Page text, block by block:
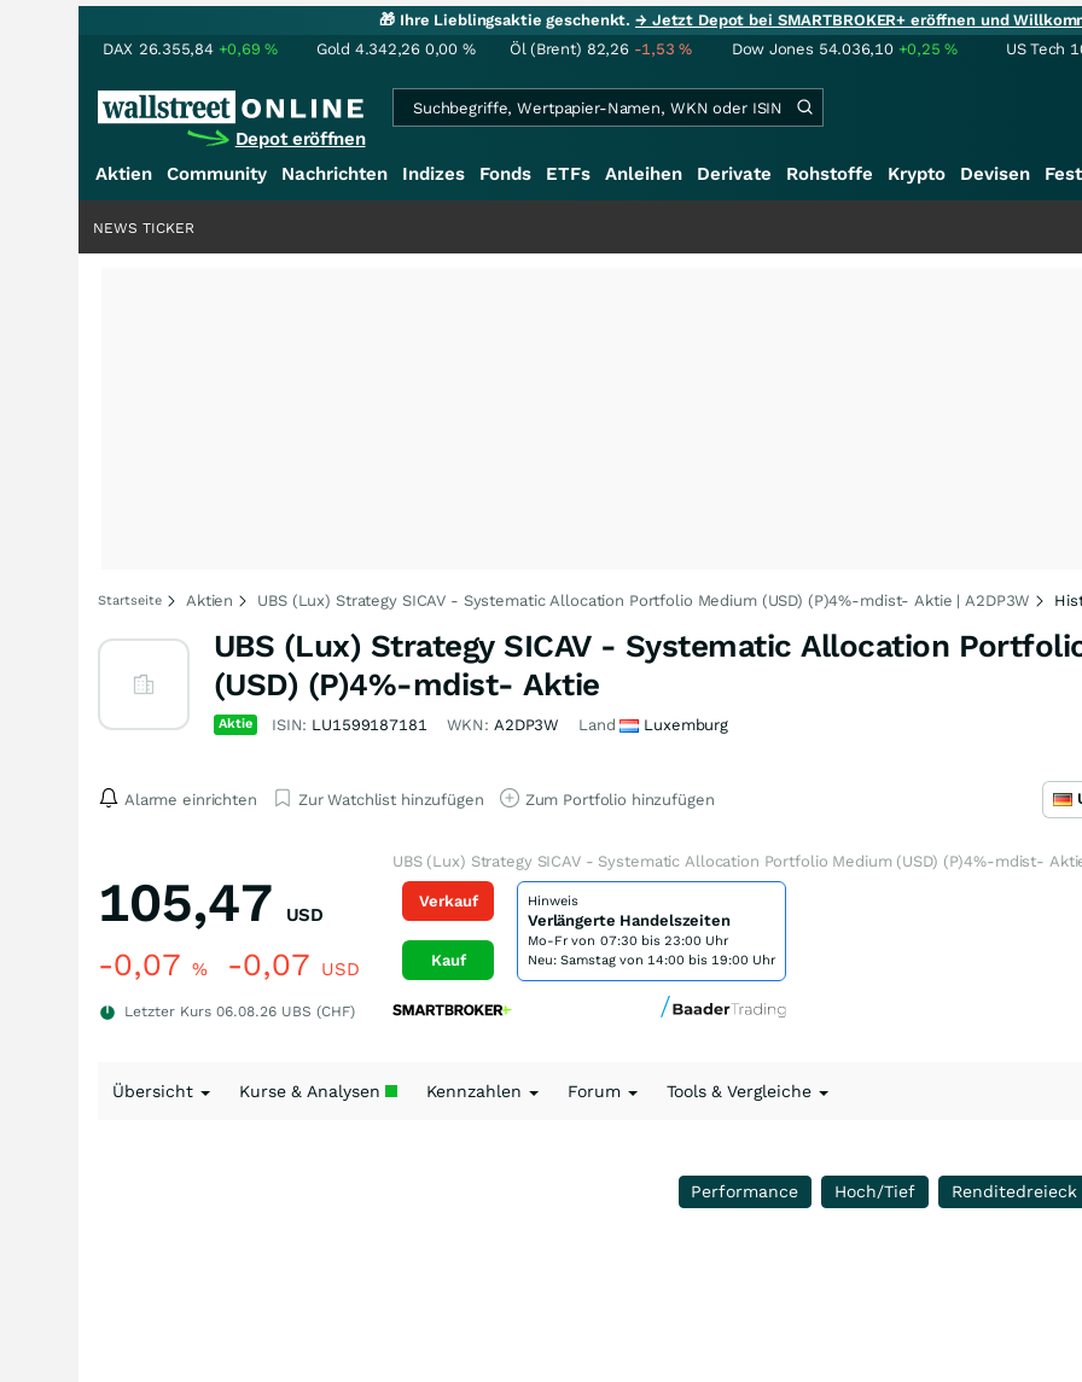
🎁 Ihre Lieblingsaktie geschenkt.→ Jetzt Depot bei SMARTBROKER+ eröffnen und
DAX 26.355,84 +0,69% Gold 4.342,26 0,00 % Öl (Brent) 82,26 -1,53% Dow Jones 54.036,10 +0,25% US Tech
Depot eröffnen
Aktien Community Nachrichten Indizes Fonds ETFs Anleihen Derivate Rohstoffe Krypto Devisen
NEWS TICKER
Startseite Aktien UBS (Lux) Strategy SICAV - Systematic Allocation Portfolio Medium (USD) (P)4%-mdist- Aktie | A2DP3W
UBS (Lux) Strategy SICAV - Systematic Allocation
(USD) (P)4%-mdist- Aktie
Aktie ISIN: LU1599187181 WKN: A2DP3W Land Luxemburg
Alarme einrichten Zur Watchlist hinzufügen Zum Portfolio hinzufügen
105,47 USD
-0,07 % -0,07 USD
Letzter Kurs 06.08.26 UBS (CHF)
UBS (Lux) Strategy SICAV - Systematic Allocation Portfolio Medium (USD) (P)4%-mdist-
Verkauf
Kauf
Hinweis
Verlängerte Handelszeiten
Mo-Fr von 07:30 bis 23:00 Uhr
Neu: Samstag von 14:00 bis 19:00 Uhr
Übersicht Kurse & Analysen Kennzahlen Forum Tools & Vergleiche
Performance Hoch/Tief Renditedreieck